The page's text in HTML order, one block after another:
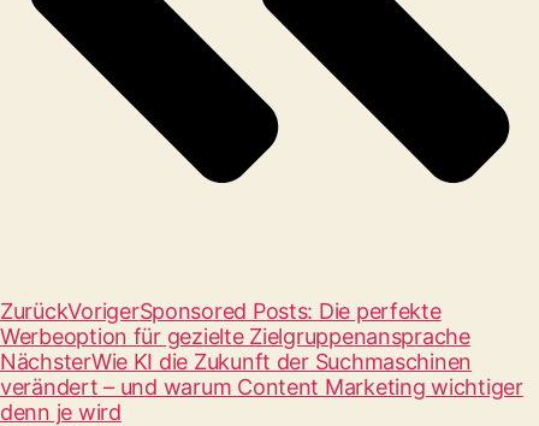
ZurückVorigerSponsored Posts: Die perfekte
Werbeoption für gezielte Zielgruppenansprache
NächsterWie KI die Zukunft der Suchmaschinen
verändert – und warum Content Marketing wichtiger
denn je wird